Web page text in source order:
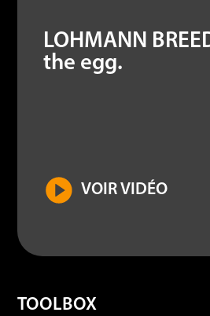
LOHMANN
the egg.
VOIR VIDÉO
TOOLBOX